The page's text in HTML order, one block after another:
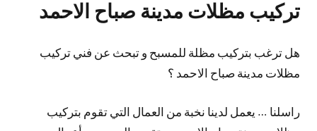
تركيب مظلات مدينة صباح الاحمد
هل ترغب بتركيب مظلة للمسبح و تبحث عن فني تركيب
مظلات مدينة صباح الاحمد ؟
راسلنا … يعمل لدينا نخبة من العمال التي تقوم بتركيب